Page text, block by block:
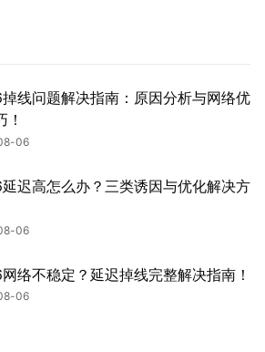
线问题解决指南：原因分析与网络优
！
06
迟高怎么办？三类诱因与优化解决方
06
络不稳定？延迟掉线完整解决指南！
06